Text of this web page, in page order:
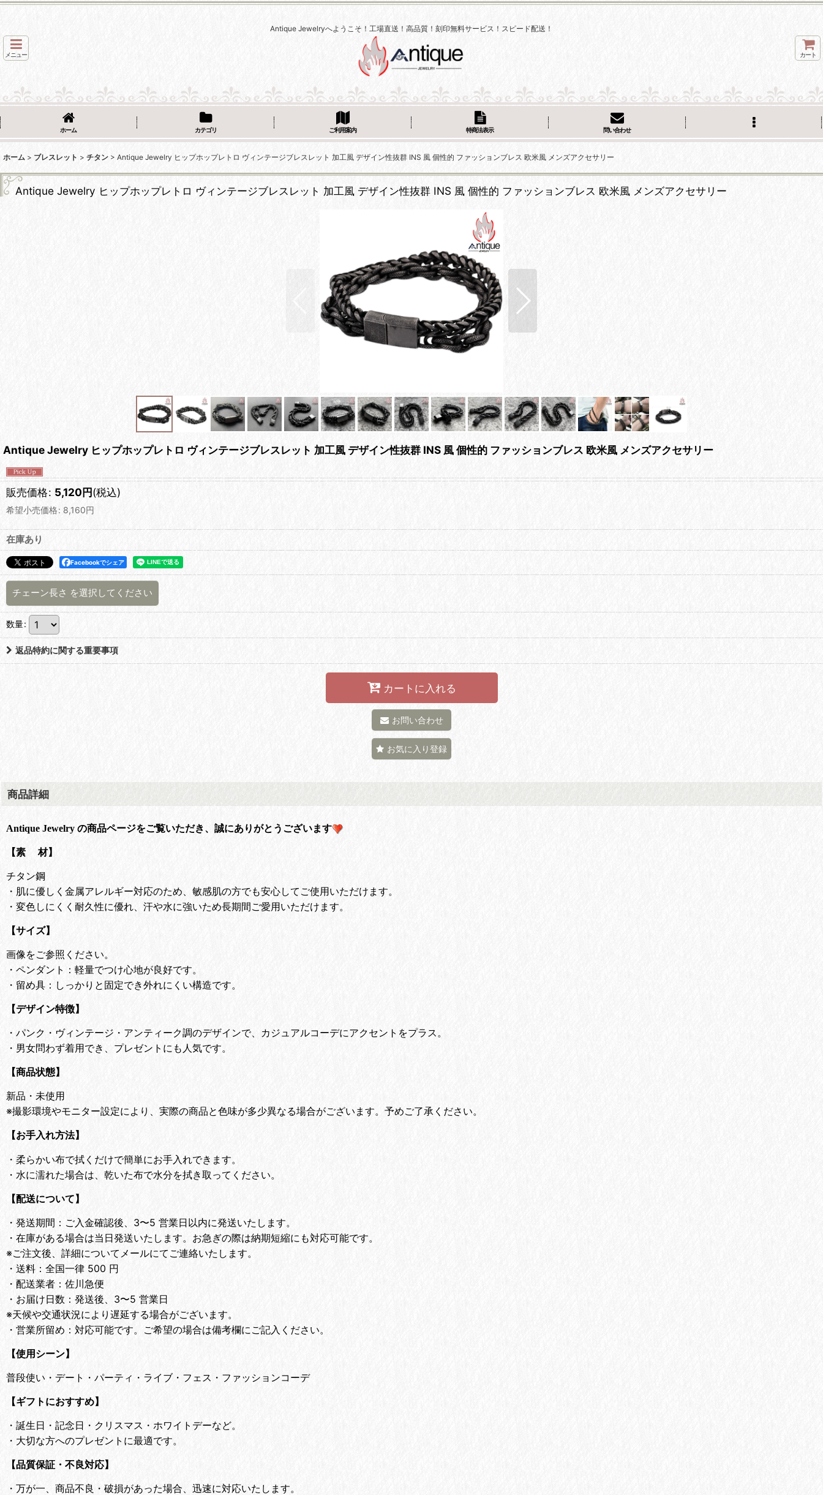
Antique Jewelryへようこそ！工場直送！高品質！刻印無料サービス！スピード配送！
メニュー カート
ホーム カテゴリ ご利用案内 特商法表示 問い合わせ
ホーム > ブレスレット > チタン > Antique Jewelry ヒップホップレトロ ヴィンテージブレスレット 加工風 デザイン性抜群 INS 風 個性的 ファッションブレス 欧米風 メンズアクセサリー
Antique Jewelry ヒップホップレトロ ヴィンテージブレスレット 加工風 デザイン性抜群 INS 風 個性的 ファッションブレス 欧米風 メンズアクセサリー
Antique Jewelry ヒップホップレトロ ヴィンテージブレスレット 加工風 デザイン性抜群 INS 風 個性的 ファッションブレス 欧米風 メンズアクセサリー
販売価格: 5,120円(税込)
希望小売価格: 8,160円
在庫あり
Facebookでシェア
チェーン長さ を選択してください
数量:
返品特約に関する重要事項
カートに入れる
お問い合わせ
お気に入り登録
商品詳細
Antique Jewelry の商品ページをご覧いただき、誠にありがとうございます
【素 材】
チタン鋼
・肌に優しく金属アレルギー対応のため、敏感肌の方でも安心してご使用いただけます。
・変色しにくく耐久性に優れ、汗や水に強いため長期間ご愛用いただけます。
【サイズ】
画像をご参照ください。
・ペンダント：軽量でつけ心地が良好です。
・留め具：しっかりと固定でき外れにくい構造です。
【デザイン特徴】
・ パンク・ヴィンテージ・アンティーク調のデザインで、カジュアルコーデにアクセントをプラス。
・ 男女問わず着用でき、プレゼントにも人気です。
【商品状態】
新品・未使用
※撮影環境やモニター設定により、実際の商品と色味が多少異なる場合がございます。予めご了承ください。
【お手入れ方法】
・ 柔らかい布で拭くだけで簡単にお手入れできます。
・ 水に濡れた場合は、乾いた布で水分を拭き取ってください。
【配送について】
・ 発送期間：ご入金確認後、3〜5 営業日以内に発送いたします。
・ 在庫がある場合は当日発送いたします。お急ぎの際は納期短縮にも対応可能です。
※ご注文後、詳細についてメールにてご連絡いたします。
・ 送料：全国一律 500 円
・ 配送業者：佐川急便
・ お届け日数：発送後、3〜5 営業日
※天候や交通状況により遅延する場合がございます。
・ 営業所留め：対応可能です。ご希望の場合は備考欄にご記入ください。
【使用シーン】
普段使い・デート・パーティ・ライブ・フェス・ファッションコーデ
【ギフトにおすすめ】
・ 誕生日・記念日・クリスマス・ホワイトデーなど。
・ 大切な方へのプレゼントに最適です。
【品質保証・不良対応】
・ 万が一、商品不良・破損があった場合、迅速に対応いたします。